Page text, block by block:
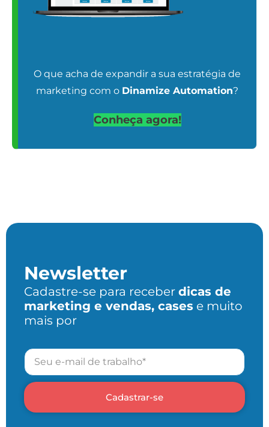
O que acha de expandir a sua estratégia de
marketing com o Dinamize Automation?
Conheça agora!
Newsletter
Cadastre-se para receber dicas de
marketing e vendas, cases e muito
mais por
Cadastrar-se